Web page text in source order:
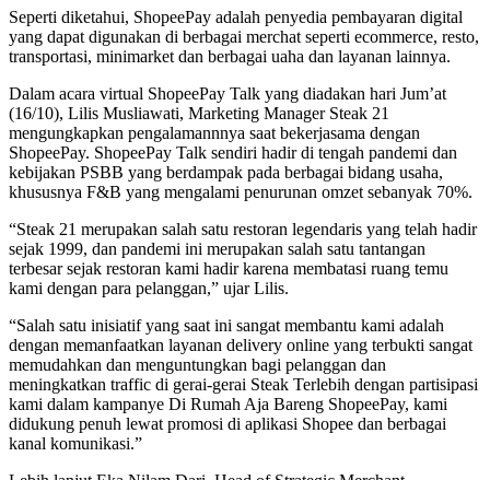
Seperti diketahui, ShopeePay adalah penyedia pembayaran digital
yang dapat digunakan di berbagai merchat seperti ecommerce, resto,
transportasi, minimarket dan berbagai uaha dan layanan lainnya.
Dalam acara virtual ShopeePay Talk yang diadakan hari Jum’at
(16/10), Lilis Musliawati, Marketing Manager Steak 21
mengungkapkan pengalamannnya saat bekerjasama dengan
ShopeePay. ShopeePay Talk sendiri hadir di tengah pandemi dan
kebijakan PSBB yang berdampak pada berbagai bidang usaha,
khususnya F&B yang mengalami penurunan omzet sebanyak 70%.
“Steak 21 merupakan salah satu restoran legendaris yang telah hadir
sejak 1999, dan pandemi ini merupakan salah satu tantangan
terbesar sejak restoran kami hadir karena membatasi ruang temu
kami dengan para pelanggan,” ujar Lilis.
“Salah satu inisiatif yang saat ini sangat membantu kami adalah
dengan memanfaatkan layanan delivery online yang terbukti sangat
memudahkan dan menguntungkan bagi pelanggan dan
meningkatkan traffic di gerai-gerai Steak Terlebih dengan partisipasi
kami dalam kampanye Di Rumah Aja Bareng ShopeePay, kami
didukung penuh lewat promosi di aplikasi Shopee dan berbagai
kanal komunikasi.”